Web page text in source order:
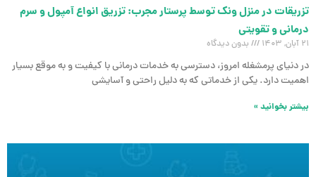
تزریقات در منزل ونک توسط پرستار مجرب: تزریق انواع آمپول و سرم
درمانی و تقویتی
21 آبان, 1403 بدون دیدگاه
در دنیای پرمشغله امروز، دسترسی به خدمات درمانی با کیفیت و به موقع بسیار
اهمیت دارد. یکی از خدماتی که به دلیل راحتی و آسایشی
بیشتر بخوانید »